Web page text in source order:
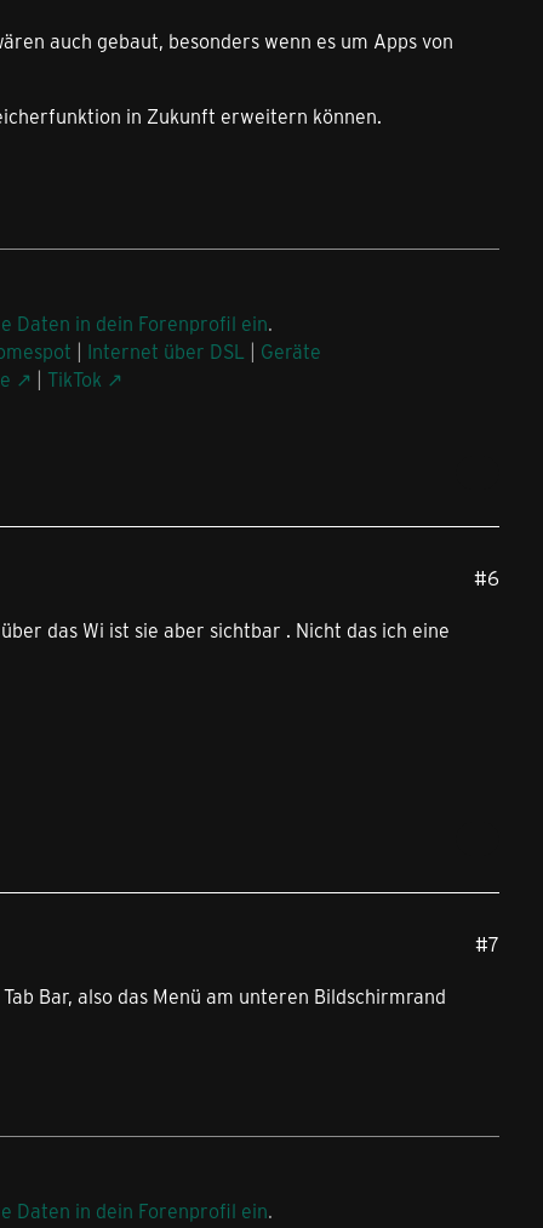
auch gebaut, besonders wenn es um Apps von
in Zukunft erweitern können.
Daten in dein Forenprofil ein.
| Internet über DSL | Geräte
| TikTok
#6
das Wi ist sie aber sichtbar . Nicht das ich eine
#7
Bar, also das Menü am unteren Bildschirmrand
Daten in dein Forenprofil ein.